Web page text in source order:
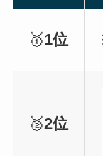
🥇1位
🥈2位